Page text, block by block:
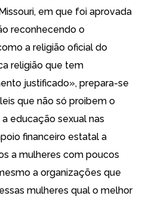
em que foi aprovada
reconhecendo o
a religião oficial do
religião que tem
justificado», prepara-se
que não só proibem o
a educação sexual nas
financeiro estatal a
a mulheres com poucos
a organizações que
mulheres qual o melhor